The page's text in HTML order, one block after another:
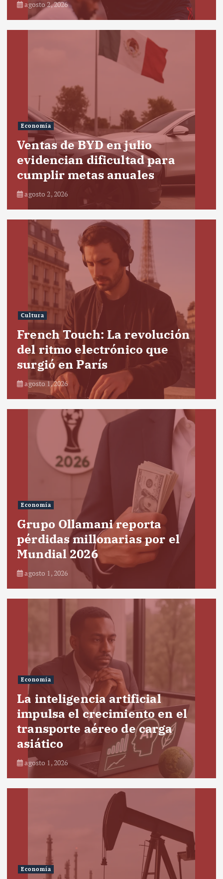
agosto 2, 2026
Economía
Ventas de BYD en julio
evidencian dificultad para
cumplir metas anuales
agosto 2, 2026
Cultura
French Touch: La revolución
del ritmo electrónico que
surgió en París
agosto 1, 2026
Economía
Grupo Ollamani reporta
pérdidas millonarias por el
Mundial 2026
agosto 1, 2026
Economía
La inteligencia artificial
impulsa el crecimiento en el
transporte aéreo de carga
asiático
agosto 1, 2026
Economía